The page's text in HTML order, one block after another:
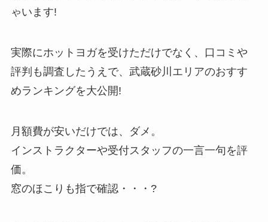
ゃいます!
実際にホットヨガを受けただけでなく、口コミや
評判も調査したうえで、武蔵砂川エリアのおすす
めランキングを大公開!
月額費が安いだけでは、ダメ。
インストラクターや受付スタッフの一言一句を評
価。
窓のほこりも指で確認・・・?